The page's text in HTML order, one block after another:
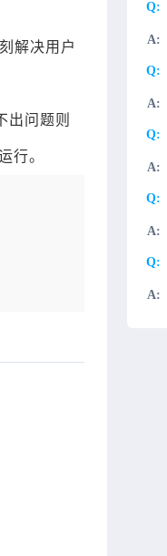
解决用户
出问题则
行。